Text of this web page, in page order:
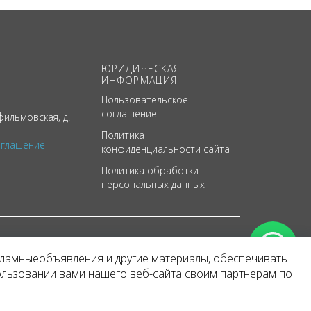
д.
ЮРИДИЧЕСКАЯ
ИНФОРМАЦИЯ
Пользовательское
соглашение
Политика
конфиденциальности сайта
Политика обработки
персональных данных
и другие материалы, обеспечивать
вами нашего веб-сайта своим партнерам по